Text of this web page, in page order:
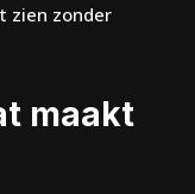
zien zonder
maakt